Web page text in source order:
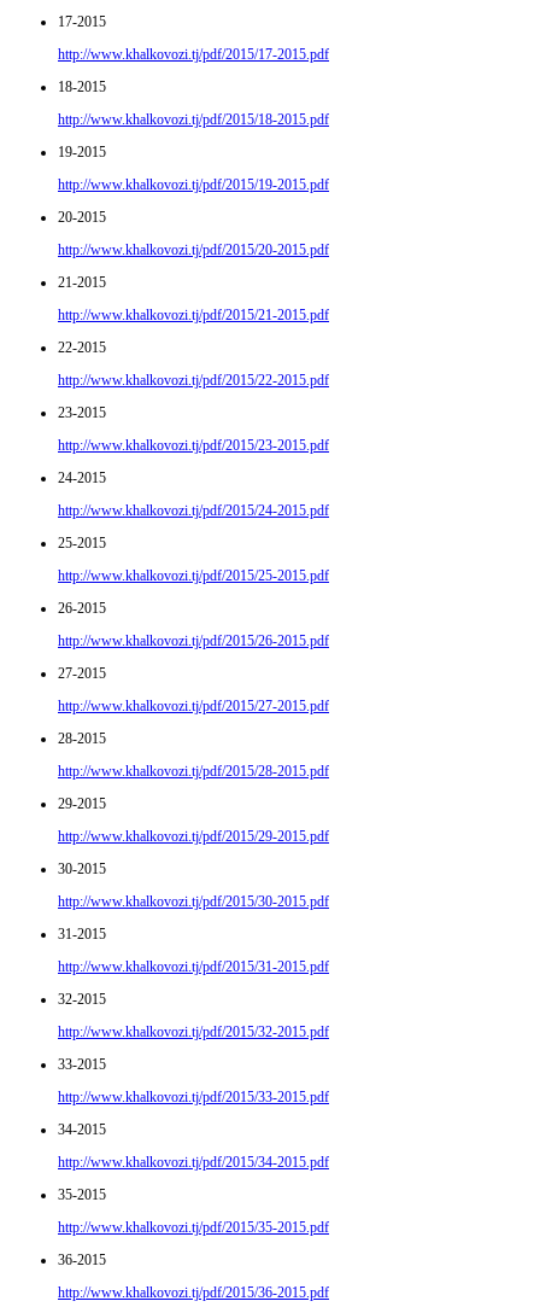
17-2015
http://www.khalkovozi.tj/pdf/2015/17-2015.pdf
18-2015
http://www.khalkovozi.tj/pdf/2015/18-2015.pdf
19-2015
http://www.khalkovozi.tj/pdf/2015/19-2015.pdf
20-2015
http://www.khalkovozi.tj/pdf/2015/20-2015.pdf
21-2015
http://www.khalkovozi.tj/pdf/2015/21-2015.pdf
22-2015
http://www.khalkovozi.tj/pdf/2015/22-2015.pdf
23-2015
http://www.khalkovozi.tj/pdf/2015/23-2015.pdf
24-2015
http://www.khalkovozi.tj/pdf/2015/24-2015.pdf
25-2015
http://www.khalkovozi.tj/pdf/2015/25-2015.pdf
26-2015
http://www.khalkovozi.tj/pdf/2015/26-2015.pdf
27-2015
http://www.khalkovozi.tj/pdf/2015/27-2015.pdf
28-2015
http://www.khalkovozi.tj/pdf/2015/28-2015.pdf
29-2015
http://www.khalkovozi.tj/pdf/2015/29-2015.pdf
30-2015
http://www.khalkovozi.tj/pdf/2015/30-2015.pdf
31-2015
http://www.khalkovozi.tj/pdf/2015/31-2015.pdf
32-2015
http://www.khalkovozi.tj/pdf/2015/32-2015.pdf
33-2015
http://www.khalkovozi.tj/pdf/2015/33-2015.pdf
34-2015
http://www.khalkovozi.tj/pdf/2015/34-2015.pdf
35-2015
http://www.khalkovozi.tj/pdf/2015/35-2015.pdf
36-2015
http://www.khalkovozi.tj/pdf/2015/36-2015.pdf